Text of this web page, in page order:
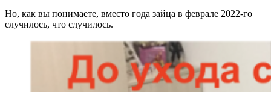
Но, как вы понимаете, вместо года зайца в феврале 2022-го
случилось, что случилось.